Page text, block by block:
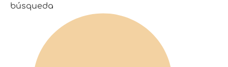
búsqueda